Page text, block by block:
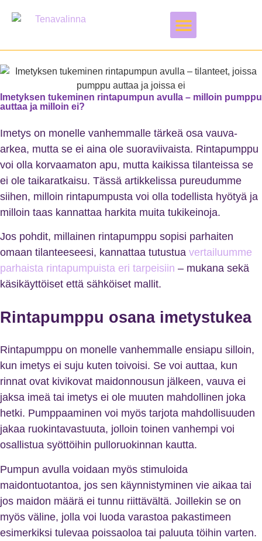
Imetyksen tukeminen rintapumpun avulla – milloin pumppu
auttaa ja milloin ei?
Imetys on monelle vanhemmalle tärkeä osa vauva-
arkea, mutta se ei aina ole suoraviivaista. Rintapumppu
voi olla korvaamaton apu, mutta kaikissa tilanteissa se
ei ole taikaratkaisu. Tässä artikkelissa pureudumme
siihen, milloin rintapumpusta voi olla todellista hyötyä ja
milloin taas kannattaa harkita muita tukikeinoja.
Jos pohdit, millainen rintapumppu sopisi parhaiten
omaan tilanteeseesi, kannattaa tutustua vertailuumme
parhaista rintapumpuista eri tarpeisiin – mukana sekä
käsikäyttöiset että sähköiset mallit.
Rintapumppu osana imetystukea
Rintapumppu on monelle vanhemmalle ensiapu silloin,
kun imetys ei suju kuten toivoisi. Se voi auttaa, kun
rinnat ovat kivikovat maidonnousun jälkeen, vauva ei
jaksa imeä tai imetys ei ole muuten mahdollinen joka
hetki. Pumppaaminen voi myös tarjota mahdollisuuden
jakaa ruokintavastuuta, jolloin toinen vanhempi voi
osallistua syöttöihin pulloruokinnan kautta.
Pumpun avulla voidaan myös stimuloida
maidontuotantoa, jos sen käynnistyminen vie aikaa tai
jos maidon määrä ei tunnu riittävältä. Joillekin se on
myös väline, jolla voi luoda varastoa pakastimeen
esimerkiksi tulevaa poissaoloa tai paluuta töihin varten.